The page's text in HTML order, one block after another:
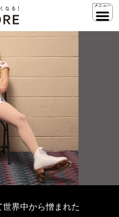
界中から憎まれた